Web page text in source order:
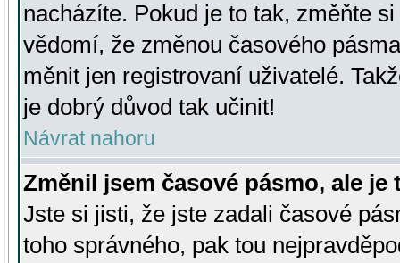
nacházíte. Pokud je to tak, změňte
vědomí, že změnou časového
měnit jen registrovaní uživatelé.
je dobrý důvod tak učinit!
Návrat nahoru
Změnil jsem časové pásmo, ale je
Jste si jisti, že jste zadali časové
toho správného, pak tou